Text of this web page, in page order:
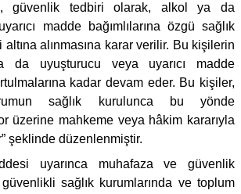
güvenlik tedbiri olarak, alkol ya da
madde bağımlılarına özgü sağlık
alınmasına karar verilir. Bu kişilerin
da uyuşturucu veya uyarıcı madde
kadar devam eder. Bu kişiler,
sağlık kurulunca bu yönde
üzerine mahkeme veya hâkim kararıyla
şeklinde düzenlenmiştir.
uyarınca muhafaza ve güvenlik
sağlık kurumlarında ve toplum